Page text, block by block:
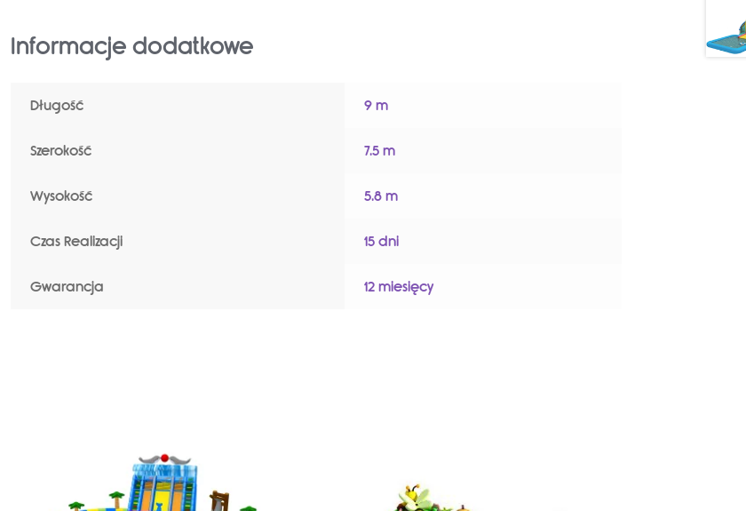
Informacje dodatkowe
Długość 9 m
Szerokość 7.5 m
Wysokość 5.8 m
Czas Realizacji 15 dni
Gwarancja 12 miesięcy